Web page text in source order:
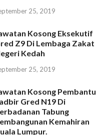
25, 2019
Kosong Eksekutif
Z9 Di Lembaga Zakat
Kedah
25, 2019
Kosong Pembantu
Gred N19 Di
Tabung
Kemahiran
Lumpur.